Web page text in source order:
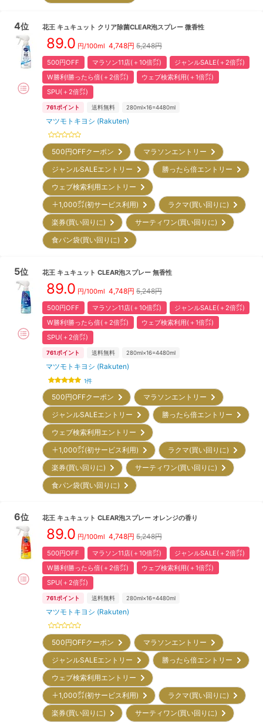
4位 花王 キュキュット クリア除菌CLEAR泡スプレー 微香性
89.0 円/100ml 4,748円 5,248円
500円OFF マラソン11店(＋10倍㌽)
ジャンルSALE(＋2倍㌽)
W勝利!勝ったら倍(＋2倍㌽)
ウェブ検索利用(＋1倍㌽)
SPU(＋2倍㌽)
761ポイント 送料無料 280ml×16=4480ml
マツモトキヨシ (Rakuten)
500円OFFクーポン
マラソンエントリー
ジャンルSALEエントリー
勝ったら倍エントリー
ウェブ検索利用エントリー
＋1,000㌽(初サービス利用)
ラクマ(買い回りに)
楽券(買い回りに)
サーティワン(買い回りに)
食パン袋(買い回りに)
5位 花王 キュキュット CLEAR泡スプレー 無香性
89.0 円/100ml 4,748円 5,248円
500円OFF マラソン11店(＋10倍㌽)
ジャンルSALE(＋2倍㌽)
W勝利!勝ったら倍(＋2倍㌽)
ウェブ検索利用(＋1倍㌽)
SPU(＋2倍㌽)
761ポイント 送料無料 280ml×16=4480ml
マツモトキヨシ (Rakuten)
1件
500円OFFクーポン
マラソンエントリー
ジャンルSALEエントリー
勝ったら倍エントリー
ウェブ検索利用エントリー
＋1,000㌽(初サービス利用)
ラクマ(買い回りに)
楽券(買い回りに)
サーティワン(買い回りに)
食パン袋(買い回りに)
6位 花王 キュキュット CLEAR泡スプレー オレンジの香り
89.0 円/100ml 4,748円 5,248円
500円OFF マラソン11店(＋10倍㌽)
ジャンルSALE(＋2倍㌽)
W勝利!勝ったら倍(＋2倍㌽)
ウェブ検索利用(＋1倍㌽)
SPU(＋2倍㌽)
761ポイント 送料無料 280ml×16=4480ml
マツモトキヨシ (Rakuten)
500円OFFクーポン
マラソンエントリー
ジャンルSALEエントリー
勝ったら倍エントリー
ウェブ検索利用エントリー
＋1,000㌽(初サービス利用)
ラクマ(買い回りに)
楽券(買い回りに)
サーティワン(買い回りに)